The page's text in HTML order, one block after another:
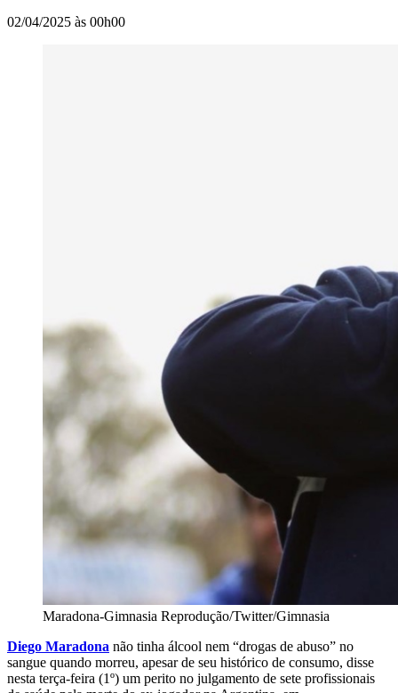
02/04/2025 às 00h00
Maradona-Gimnasia Reprodução/Twitter/Gimnasia
Diego Maradona não tinha álcool nem “drogas de abuso” no
sangue quando morreu, apesar de seu histórico de consumo, disse
nesta terça-feira (1º) um perito no julgamento de sete profissionais